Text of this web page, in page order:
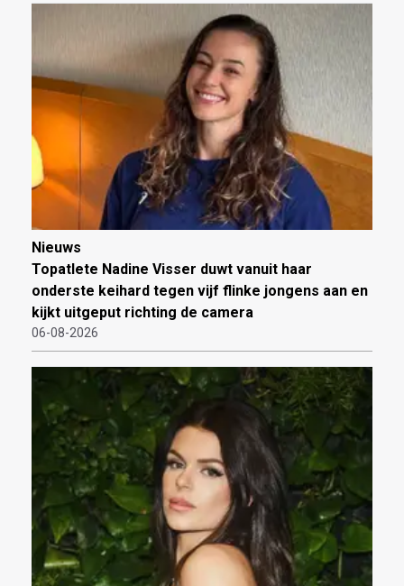
Nieuws
Topatlete Nadine Visser duwt vanuit haar
onderste keihard tegen vijf flinke jongens aan en
kijkt uitgeput richting de camera
06-08-2026